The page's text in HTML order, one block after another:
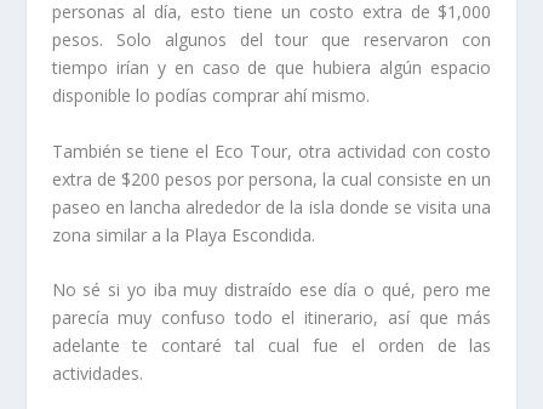
personas al día, esto tiene un costo extra de $1,000
pesos. Solo algunos del tour que reservaron con
tiempo irían y en caso de que hubiera algún espacio
disponible lo podías comprar ahí mismo.
También se tiene el Eco Tour, otra actividad con costo
extra de $200 pesos por persona, la cual consiste en un
paseo en lancha alrededor de la isla donde se visita una
zona similar a la Playa Escondida.
No sé si yo iba muy distraído ese día o qué, pero me
parecía muy confuso todo el itinerario, así que más
adelante te contaré tal cual fue el orden de las
actividades.